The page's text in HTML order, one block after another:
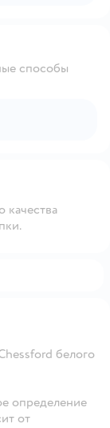
способы
качества
белого
определение
от